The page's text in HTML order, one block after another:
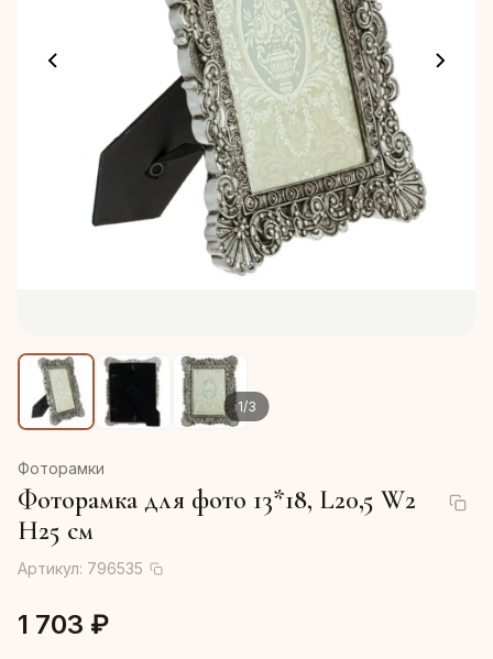
1/3
Фоторамки
Фоторамка для фото 13*18, L20,5 W2
H25 см
Артикул: 796535
1 703 ₽